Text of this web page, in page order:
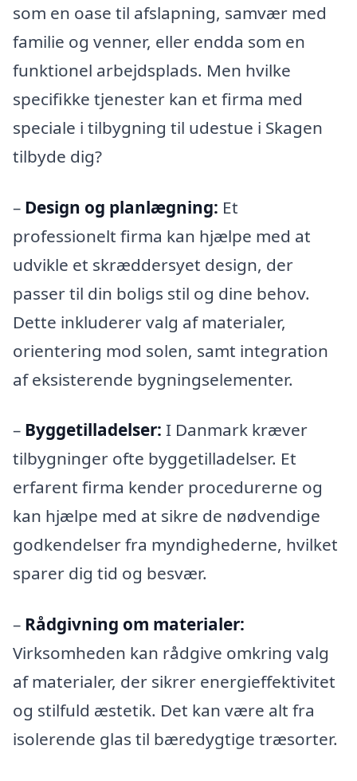
som en oase til afslapning, samvær med
familie og venner, eller endda som en
funktionel arbejdsplads. Men hvilke
specifikke tjenester kan et firma med
speciale i tilbygning til udestue i Skagen
tilbyde dig?
– Design og planlægning: Et
professionelt firma kan hjælpe med at
udvikle et skræddersyet design, der
passer til din boligs stil og dine behov.
Dette inkluderer valg af materialer,
orientering mod solen, samt integration
af eksisterende bygningselementer.
– Byggetilladelser: I Danmark kræver
tilbygninger ofte byggetilladelser. Et
erfarent firma kender procedurerne og
kan hjælpe med at sikre de nødvendige
godkendelser fra myndighederne, hvilket
sparer dig tid og besvær.
– Rådgivning om materialer:
Virksomheden kan rådgive omkring valg
af materialer, der sikrer energieffektivitet
og stilfuld æstetik. Det kan være alt fra
isolerende glas til bæredygtige træsorter.